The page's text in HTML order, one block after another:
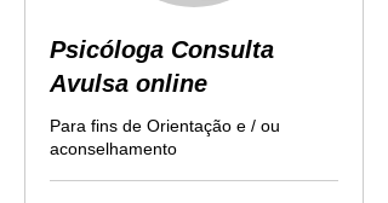
Psicóloga Consulta
Avulsa online
Para fins de Orientação e / ou
aconselhamento